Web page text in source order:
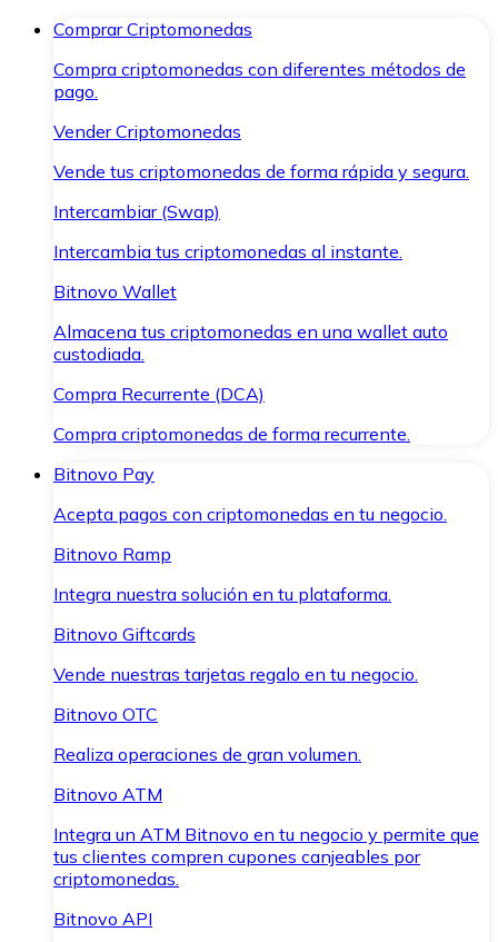
Comprar Criptomonedas
Compra criptomonedas con diferentes métodos de
pago.
Vender Criptomonedas
Vende tus criptomonedas de forma rápida y segura.
Intercambiar (Swap)
Intercambia tus criptomonedas al instante.
Bitnovo Wallet
Almacena tus criptomonedas en una wallet auto
custodiada.
Compra Recurrente (DCA)
Compra criptomonedas de forma recurrente.
Bitnovo Pay
Acepta pagos con criptomonedas en tu negocio.
Bitnovo Ramp
Integra nuestra solución en tu plataforma.
Bitnovo Giftcards
Vende nuestras tarjetas regalo en tu negocio.
Bitnovo OTC
Realiza operaciones de gran volumen.
Bitnovo ATM
Integra un ATM Bitnovo en tu negocio y permite que
tus clientes compren cupones canjeables por
criptomonedas.
Bitnovo API